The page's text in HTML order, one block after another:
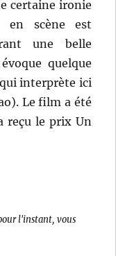
certaine ironie
scène est
une belle
quelque
interprète ici
Le film a été
reçu le prix Un
l'instant, vous